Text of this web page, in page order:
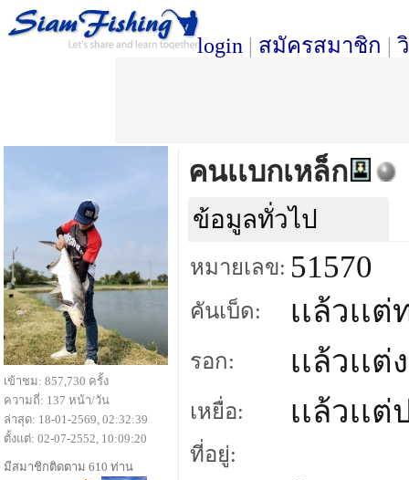
login | สมัครสมาชิก |
คนเเบกเหล็ก
ข้อมูลทั่วไป
หมายเลข: 51570
คันเบ็ด: เเล้วเเ
รอก: เเล้วเเต่
เหยื่อ: เเล้วเเ
ที่อยู่:
เข้าชม: 857,730 ครั้ง
ความถี่: 137 หน้า/วัน
ล่าสุด: 18-01-2569, 02:32:39
ตั้งแต่: 02-07-2552, 10:09:20
มีสมาชิกติดตาม 610 ท่าน